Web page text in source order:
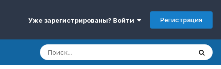
Уже зарегистрированы? Войти Регистрация